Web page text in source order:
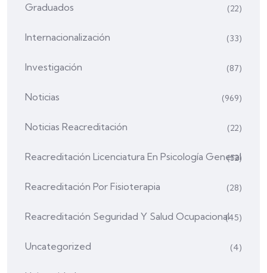
Graduados (22)
Internacionalización (33)
Investigación (87)
Noticias (969)
Noticias Reacreditación (22)
Reacreditación Licenciatura En Psicología General
(52)
Reacreditación Por Fisioterapia (28)
Reacreditación Seguridad Y Salud Ocupacional(45)
Uncategorized (4)